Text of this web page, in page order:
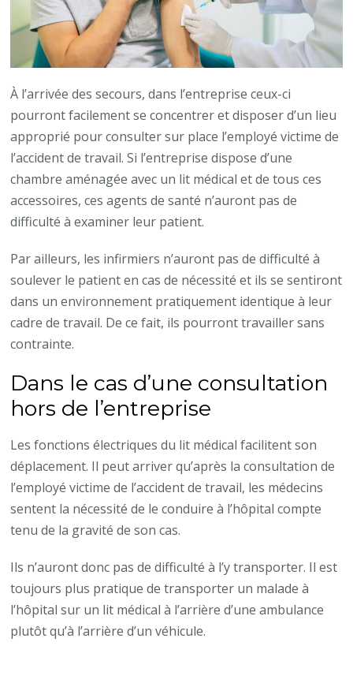
À l’arrivée des secours, dans l’entreprise ceux-ci
pourront facilement se concentrer et disposer d’un lieu
approprié pour consulter sur place l’employé victime de
l’accident de travail. Si l’entreprise dispose d’une
chambre aménagée avec un lit médical et de tous ces
accessoires, ces agents de santé n’auront pas de
difficulté à examiner leur patient.
Par ailleurs, les infirmiers n’auront pas de difficulté à
soulever le patient en cas de nécessité et ils se sentiront
dans un environnement pratiquement identique à leur
cadre de travail. De ce fait, ils pourront travailler sans
contrainte.
Dans le cas d’une consultation
hors de l’entreprise
Les fonctions électriques du lit médical facilitent son
déplacement. Il peut arriver qu’après la consultation de
l’employé victime de l’accident de travail, les médecins
sentent la nécessité de le conduire à l’hôpital compte
tenu de la gravité de son cas.
Ils n’auront donc pas de difficulté à l’y transporter. Il est
toujours plus pratique de transporter un malade à
l’hôpital sur un lit médical à l’arrière d’une ambulance
plutôt qu’à l’arrière d’un véhicule.